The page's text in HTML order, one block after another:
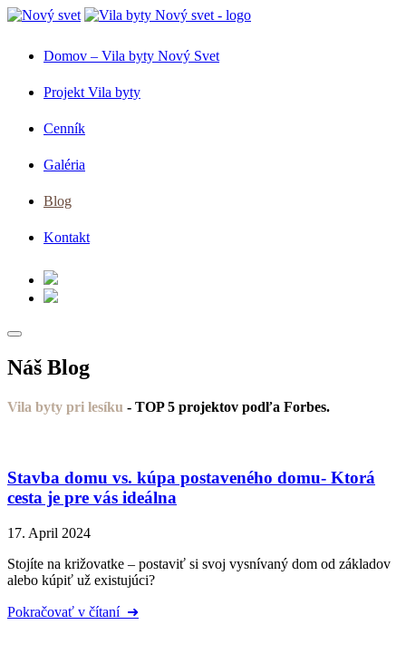
Domov – Vila byty Nový Svet
Projekt Vila byty
Cenník
Galéria
Blog
Kontakt
Náš Blog
Vila byty pri lesíku - TOP 5 projektov podľa Forbes.
Stavba domu vs. kúpa postaveného domu- Ktorá
cesta je pre vás ideálna
17. April 2024
Stojíte na križovatke – postaviť si svoj vysnívaný dom od základov
alebo kúpiť už existujúci?
Pokračovať v čítaní ➜